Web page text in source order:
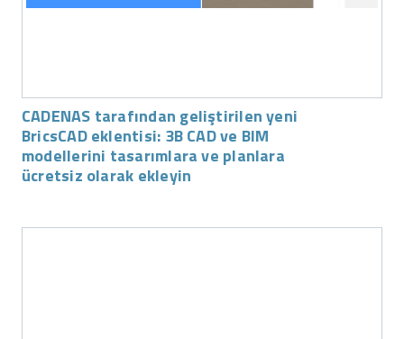
CADENAS tarafından geliştirilen yeni
BricsCAD eklentisi: 3B CAD ve BIM
modellerini tasarımlara ve planlara
ücretsiz olarak ekleyin